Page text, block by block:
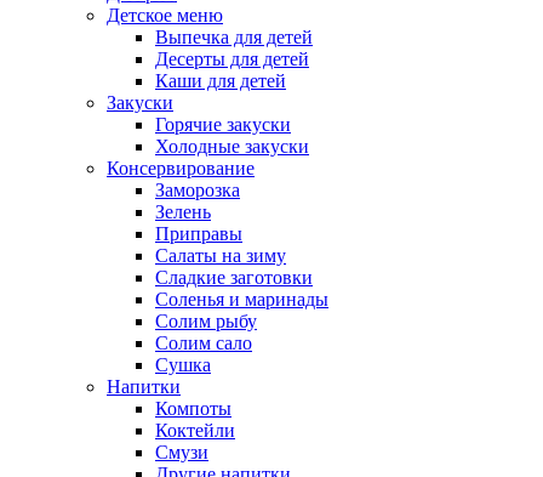
Детское меню
Выпечка для детей
Десерты для детей
Каши для детей
Закуски
Горячие закуски
Холодные закуски
Консервирование
Заморозка
Зелень
Приправы
Салаты на зиму
Сладкие заготовки
Соленья и маринады
Солим рыбу
Солим сало
Сушка
Напитки
Компоты
Коктейли
Смузи